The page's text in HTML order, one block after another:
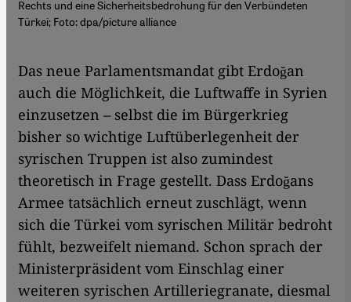
Rechts und eine Sicherheitsbedrohung für den Verbündeten
Türkei; Foto: dpa/picture alliance
Das neue Parlamentsmandat gibt Erdoğan
auch die Möglichkeit, die Luftwaffe in Syrien
einzusetzen – selbst die im Bürgerkrieg
bisher so wichtige Luftüberlegenheit der
syrischen Truppen ist also zumindest
theoretisch in Frage gestellt. Dass Erdoğans
Armee tatsächlich erneut zuschlägt, wenn
sich die Türkei vom syrischen Militär bedroht
fühlt, bezweifelt niemand. Schon sprach der
Ministerpräsident vom Einschlag einer
weiteren syrischen Artilleriegranate, diesmal